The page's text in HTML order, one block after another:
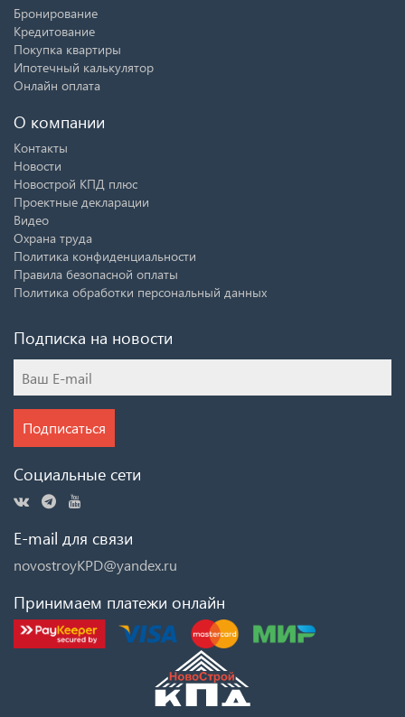
Бронирование
Кредитование
Покупка квартиры
Ипотечный калькулятор
Онлайн оплата
О компании
Контакты
Новости
Новострой КПД плюс
Проектные декларации
Видео
Охрана труда
Политика конфиденциальности
Правила безопасной оплаты
Политика обработки персональный данных
Подписка на новости
Подписаться
Социальные сети
E-mail для связи
novostroyKPD@yandex.ru
Принимаем платежи онлайн